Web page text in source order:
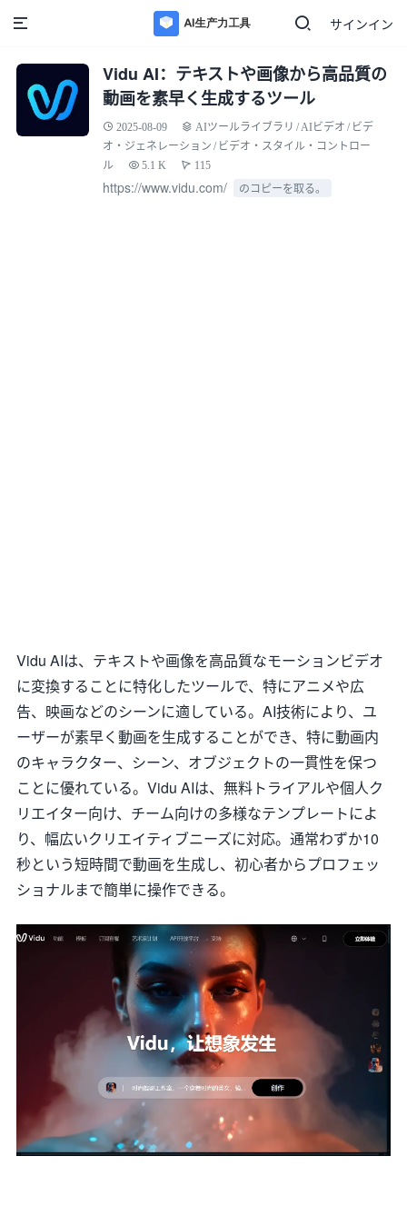
サインイン
Vidu AI：テキストや画像から高品質の
動画を素早く生成するツール
2025-08-09 AIツールライブラリ / AIビデオ / ビデ
オ・ジェネレーション / ビデオ・スタイル・コントロー
ル
5.1 K 115
https://www.vidu.com/ のコピーを取る。
Vidu AIは、テキストや画像を高品質なモーションビデオ
に変換することに特化したツールで、特にアニメや広
告、映画などのシーンに適している。AI技術により、ユ
ーザーが素早く動画を生成することができ、特に動画内
のキャラクター、シーン、オブジェクトの一貫性を保つ
ことに優れている。Vidu AIは、無料トライアルや個人ク
リエイター向け、チーム向けの多様なテンプレートによ
り、幅広いクリエイティブニーズに対応。通常わずか10
秒という短時間で動画を生成し、初心者からプロフェッ
ショナルまで簡単に操作できる。